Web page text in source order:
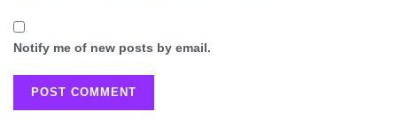
Notify me of new posts by email.